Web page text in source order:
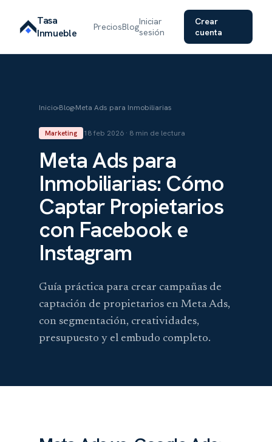
Tasa
Inmueble
PreciosBlogIniciar
sesión
Crear
cuenta
Inicio›Blog›Meta Ads para Inmobiliarias
Marketing 18 feb 2026 · 8 min de lectura
Meta Ads para
Inmobiliarias: Cómo
Captar Propietarios
con Facebook e
Instagram
Guía práctica para crear campañas de
captación de propietarios en Meta Ads,
con segmentación, creatividades,
presupuesto y el embudo completo.